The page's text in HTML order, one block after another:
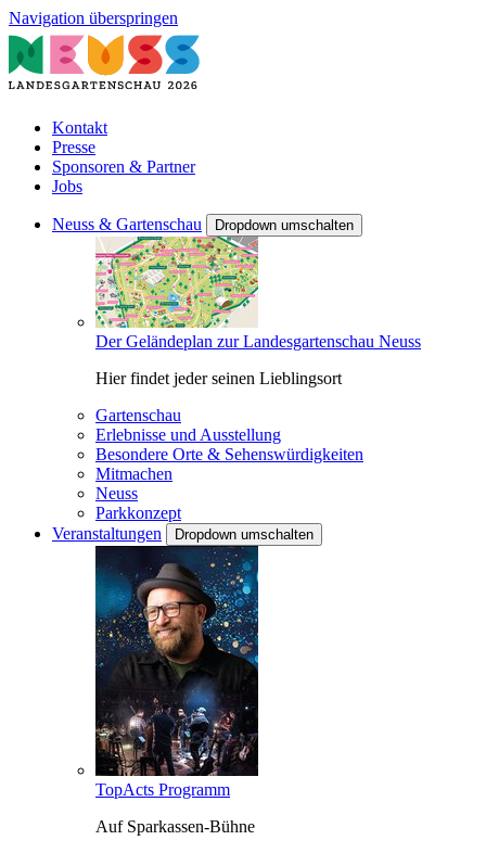
Navigation überspringen
Kontakt
Presse
Sponsoren & Partner
Jobs
Neuss & Gartenschau Dropdown umschalten
Der Geländeplan zur Landesgartenschau Neuss
Hier findet jeder seinen Lieblingsort
Gartenschau
Erlebnisse und Ausstellung
Besondere Orte & Sehenswürdigkeiten
Mitmachen
Neuss
Parkkonzept
Veranstaltungen
Dropdown umschalten
TopActs Programm
Auf Sparkassen-Bühne